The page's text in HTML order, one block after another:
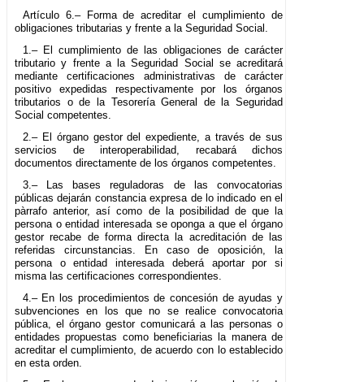
Artículo 6.– Forma de acreditar el cumplimiento de
obligaciones tributarias y frente a la Seguridad Social.
1.– El cumplimiento de las obligaciones de carácter
tributario y frente a la Seguridad Social se acreditará
mediante certificaciones administrativas de carácter
positivo expedidas respectivamente por los órganos
tributarios o de la Tesorería General de la Seguridad
Social competentes.
2.– El órgano gestor del expediente, a través de sus
servicios de interoperabilidad, recabará dichos
documentos directamente de los órganos competentes.
3.– Las bases reguladoras de las convocatorias
públicas dejarán constancia expresa de lo indicado en el
pàrrafo anterior, así como de la posibilidad de que la
persona o entidad interesada se oponga a que el órgano
gestor recabe de forma directa la acreditación de las
referidas circunstancias. En caso de oposición, la
persona o entidad interesada deberá aportar por si
misma las certificaciones correspondientes.
4.– En los procedimientos de concesión de ayudas y
subvenciones en los que no se realice convocatoria
pública, el órgano gestor comunicará a las personas o
entidades propuestas como beneficiarias la manera de
acreditar el cumplimiento, de acuerdo con lo establecido
en esta orden.